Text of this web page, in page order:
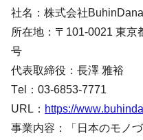
社名：株式会社BuhinDana
所在地：〒101-0021 東
号
代表取締役：長澤 雅裕
Tel：03-6853-7771
URL： https://
事業内容：「日本のモノ